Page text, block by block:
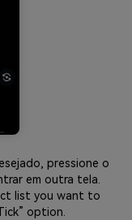
pressione o
em outra tela.
list you want to
option.